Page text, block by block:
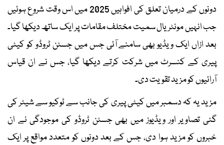
دونوں کے درمیان تعلق کی افواہیں 2025 میں اس وقت شروع ہوئیں
جب انہیں مونٹریال سمیت مختلف مقامات پر ایک ساتھ دیکھا گیا۔
بعد ازاں ایک ویڈیو بھی سامنے آئی جس میں جسٹن ٹروڈو کو کیٹی
پیری کے کنسرٹ میں شرکت کرتے دیکھا گیا، جس نے ان قیاس
آرائیوں کو مزید تقویت دی۔
مزید یہ کہ دسمبر میں کیٹی پیری کی جانب سے ٹوکیو سے شیئر کی
گئی تصاویر اور ویڈیوز میں بھی جسٹن ٹروڈو کی موجودگی نے ان
خبروں کو مزید ہوا دی، جس کے بعد دونوں کو متعدد مواقع پر ایک